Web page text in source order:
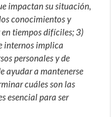
impactan su situación,
conocimientos y
tiempos difíciles; 3)
internos implica
personales y de
ayudar a mantenerse
cuáles son las
esencial para ser